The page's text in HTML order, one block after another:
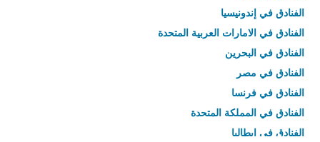
الفنادق في إندونيسيا
الفنادق في الامارات العربية المتحدة
الفنادق في البحرين
الفنادق في مصر
الفنادق في فرنسا
الفنادق في المملكة المتحدة
الفنادق في إيطاليا